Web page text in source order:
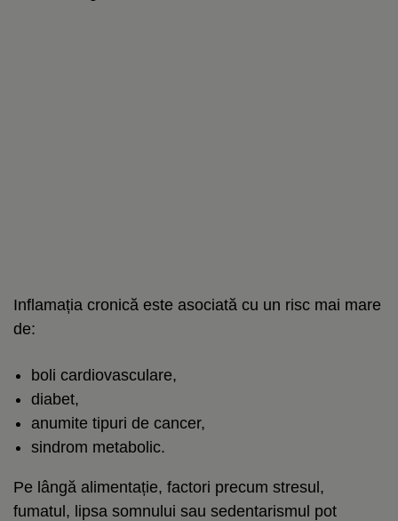
Inflamația cronică este asociată cu un risc mai mare
de:
boli cardiovasculare,
diabet,
anumite tipuri de cancer,
sindrom metabolic.
Pe lângă alimentație, factori precum stresul,
fumatul, lipsa somnului sau sedentarismul pot